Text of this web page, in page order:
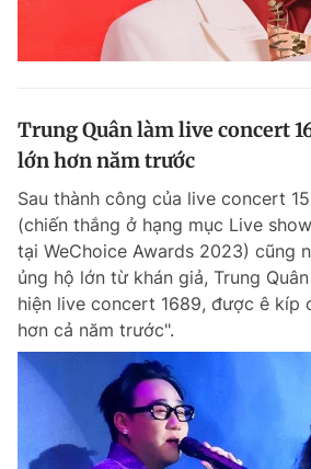
Trung Quân làm live concert
lớn hơn năm trước
Sau thành công của live concert
(chiến thắng ở hạng mục Live
tại WeChoice Awards 2023) cũng
ủng hộ lớn từ khán giả, Trung
hiện live concert 1689, được ê kíp
hơn cả năm trước".